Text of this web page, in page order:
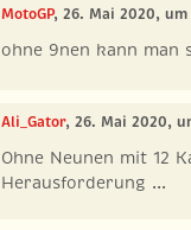
MotoGP, 26. Mai 2020, um
ohne 9nen kann man
Ali_Gator, 26. Mai 2020,
Ohne Neunen mit 12
Herausforderung ...